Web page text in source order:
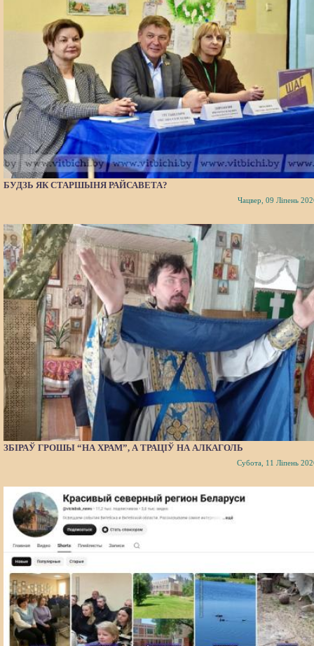
БУДЗЬ ЯК СТАРШЫНЯ РАЙСАВЕТА?
Чацвер, 09 Ліпень
ЗБІРАЎ ГРОШЫ “НА ХРАМ”, А ТРАЦІЎ НА АЛКАГОЛЬ
Субота, 11 Ліпень